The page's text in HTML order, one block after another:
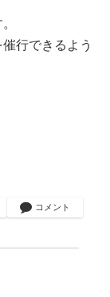
行できるよう
コメント